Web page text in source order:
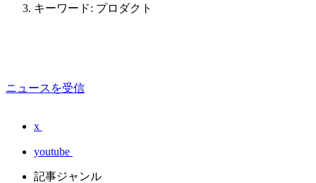
キーワード: プロダクト
ニュースを受信
x
youtube
記事ジャンル